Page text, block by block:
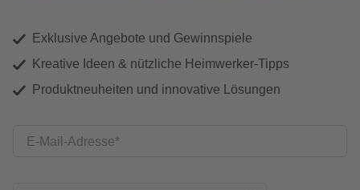
Exklusive Angebote und Gewinnspiele
Kreative Ideen & nützliche Heimwerker-Tipps
Produktneuheiten und innovative Lösungen
E-Mail-Adresse